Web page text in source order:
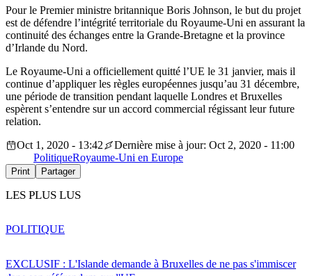
Pour le Premier ministre britannique Boris Johnson, le but du projet
est de défendre l’intégrité territoriale du Royaume-Uni en assurant la
continuité des échanges entre la Grande-Bretagne et la province
d’Irlande du Nord.
Le Royaume-Uni a officiellement quitté l’UE le 31 janvier, mais il
continue d’appliquer les règles européennes jusqu’au 31 décembre,
une période de transition pendant laquelle Londres et Bruxelles
espèrent s’entendre sur un accord commercial régissant leur future
relation.
Oct 1, 2020 - 13:42
Dernière mise à jour: Oct 2, 2020 - 11:00
PolitiqueRoyaume-Uni en Europe
Print Partager
LES PLUS LUS
EXCLUSIF : L'Islande demande à Bruxelles de ne pas s'immiscer
POLITIQUE